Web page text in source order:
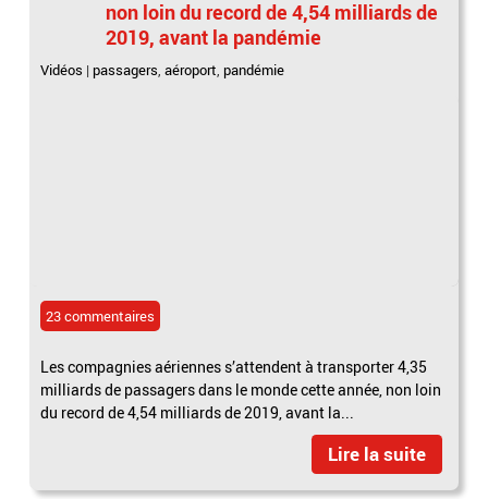
non loin du record de 4,54 milliards de
2019, avant la pandémie
Vidéos | passagers ,aéroport pandémie
23 commentaires
Les compagnies aériennes s’attendent à transporter 4,35
milliards de passagers dans le monde cette année, non loin
du record de 4,54 milliards de 2019, avant la...
Lire la suite